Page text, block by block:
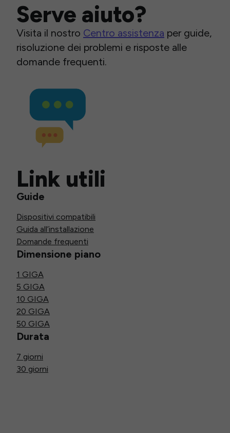
Serve aiuto?
Visita il nostro Centro assistenza per guide,
risoluzione dei problemi e risposte alle
domande frequenti.
Link utili
Guide
Dispositivi compatibili
Guida all’installazione
Domande frequenti
Dimensione piano
1 GIGA
5 GIGA
10 GIGA
20 GIGA
50 GIGA
Durata
7 giorni
30 giorni